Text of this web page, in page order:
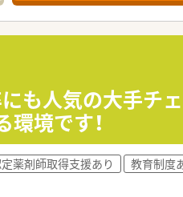
企業にて安定した経営環境
ケア、漢方薬、健康食品と
、「在宅・企画開発・バイヤ
ャンスが誰にでもあります。
通じて、今後のキャリアや希
も人気の大手チ
境です！
薬剤師取得支援あり 教育制度